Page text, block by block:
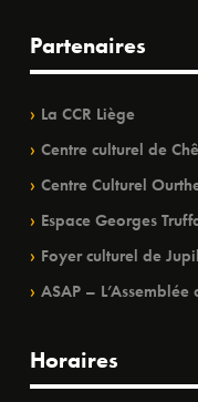
Partenaires
La CCR Liège
Centre culturel de
Centre Culturel
Espace Georges
Foyer culturel de
ASAP –
Horaires